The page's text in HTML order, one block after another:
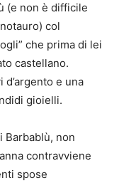
(e non è difficile
col
che prima di lei
castellano.
e una
gioielli.
Barbablù, non
contravviene
spose